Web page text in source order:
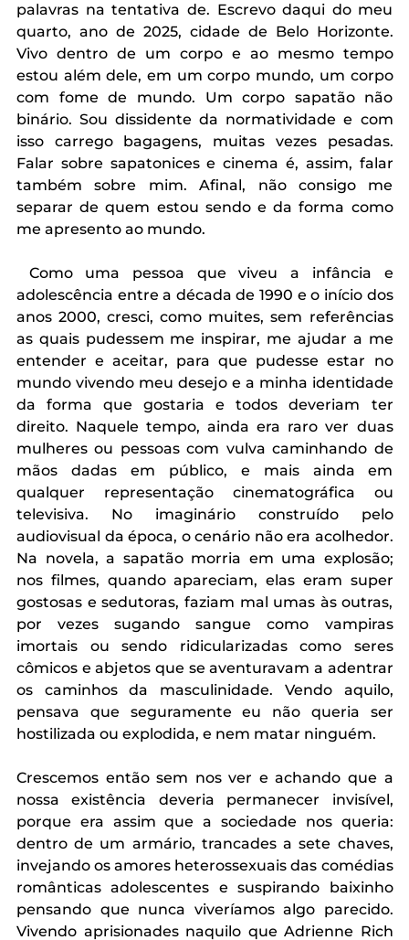
palavras na tentativa de. Escrevo daqui do meu
quarto, ano de 2025, cidade de Belo Horizonte.
Vivo dentro de um corpo e ao mesmo tempo
estou além dele, em um corpo mundo, um corpo
com fome de mundo. Um corpo sapatão não
binário. Sou dissidente da normatividade e com
isso carrego bagagens, muitas vezes pesadas.
Falar sobre sapatonices e cinema é, assim, falar
também sobre mim. Afinal, não consigo me
separar de quem estou sendo e da forma como
me apresento ao mundo.
Como uma pessoa que viveu a infância e
adolescência entre a década de 1990 e o início dos
anos 2000, cresci, como muites, sem referências
as quais pudessem me inspirar, me ajudar a me
entender e aceitar, para que pudesse estar no
mundo vivendo meu desejo e a minha identidade
da forma que gostaria e todos deveriam ter
direito. Naquele tempo, ainda era raro ver duas
mulheres ou pessoas com vulva caminhando de
mãos dadas em público, e mais ainda em
qualquer representação cinematográfica ou
televisiva. No imaginário construído pelo
audiovisual da época, o cenário não era acolhedor.
Na novela, a sapatão morria em uma explosão;
nos filmes, quando apareciam, elas eram super
gostosas e sedutoras, faziam mal umas às outras,
por vezes sugando sangue como vampiras
imortais ou sendo ridicularizadas como seres
cômicos e abjetos que se aventuravam a adentrar
os caminhos da masculinidade. Vendo aquilo,
pensava que seguramente eu não queria ser
hostilizada ou explodida, e nem matar ninguém.
Crescemos então sem nos ver e achando que a
nossa existência deveria permanecer invisível,
porque era assim que a sociedade nos queria:
dentro de um armário, trancades a sete chaves,
invejando os amores heterossexuais das comédias
românticas adolescentes e suspirando baixinho
pensando que nunca viveríamos algo parecido.
Vivendo aprisionades naquilo que Adrienne Rich